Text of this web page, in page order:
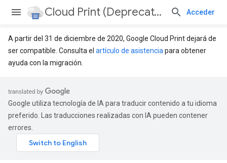
Cloud Print (Deprecated) Acceder
A partir del 31 de diciembre de 2020, Google Cloud Print dejará de
ser compatible. Consulta el artículo de asistencia para obtener
ayuda con la migración.
Google utiliza tecnología de IA para traducir contenido a tu idioma
preferido. Las traducciones realizadas con IA pueden contener
errores.